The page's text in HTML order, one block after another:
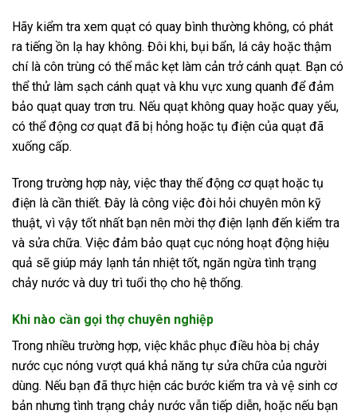
Hãy kiểm tra xem quạt có quay bình thường không, có phát
ra tiếng ồn lạ hay không. Đôi khi, bụi bẩn, lá cây hoặc thậm
chí là côn trùng có thể mắc kẹt làm cản trở cánh quạt. Bạn có
thể thử làm sạch cánh quạt và khu vực xung quanh để đảm
bảo quạt quay trơn tru. Nếu quạt không quay hoặc quay yếu,
có thể động cơ quạt đã bị hỏng hoặc tụ điện của quạt đã
xuống cấp.
Trong trường hợp này, việc thay thế động cơ quạt hoặc tụ
điện là cần thiết. Đây là công việc đòi hỏi chuyên môn kỹ
thuật, vì vậy tốt nhất bạn nên mời thợ điện lạnh đến kiểm tra
và sửa chữa. Việc đảm bảo quạt cục nóng hoạt động hiệu
quả sẽ giúp máy lạnh tản nhiệt tốt, ngăn ngừa tình trạng
chảy nước và duy trì tuổi thọ cho hệ thống.
Khi nào cần gọi thợ chuyên nghiệp
Trong nhiều trường hợp, việc khắc phục điều hòa bị chảy
nước cục nóng vượt quá khả năng tự sửa chữa của người
dùng. Nếu bạn đã thực hiện các bước kiểm tra và vệ sinh cơ
bản nhưng tình trạng chảy nước vẫn tiếp diễn, hoặc nếu bạn